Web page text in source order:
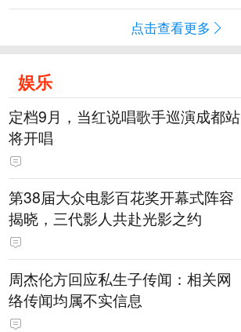
点击查看更多
娱乐
定档9月，当红说唱歌手巡演成都站
将开唱
第38届大众电影百花奖开幕式阵容
揭晓，三代影人共赴光影之约
周杰伦方回应私生子传闻：相关网
络传闻均属不实信息